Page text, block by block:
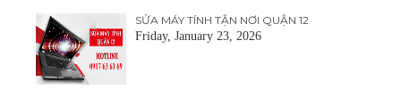
SỬA MÁY TÍNH TẬN NƠI QUẬN 12
Friday, January 23, 2026